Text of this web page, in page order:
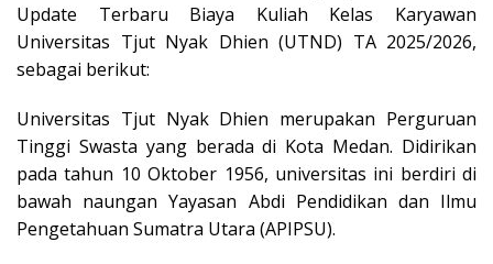
Update Terbaru Biaya Kuliah Kelas Karyawan
Universitas Tjut Nyak Dhien (UTND) TA 2025/2026,
sebagai berikut:
Universitas Tjut Nyak Dhien merupakan Perguruan
Tinggi Swasta yang berada di Kota Medan. Didirikan
pada tahun 10 Oktober 1956, universitas ini berdiri di
bawah naungan Yayasan Abdi Pendidikan dan Ilmu
Pengetahuan Sumatra Utara (APIPSU).